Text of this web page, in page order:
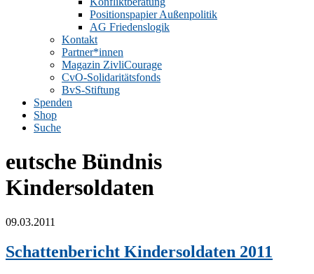
Positionspapier Außenpolitik
AG Friedenslogik
Kontakt
Partner*innen
Magazin ZivliCourage
CvO-Solidaritätsfonds
BvS-Stiftung
Spenden
Shop
Suche
eutsche Bündnis
Kindersoldaten
09.03.2011
Schattenbericht Kindersoldaten 2011